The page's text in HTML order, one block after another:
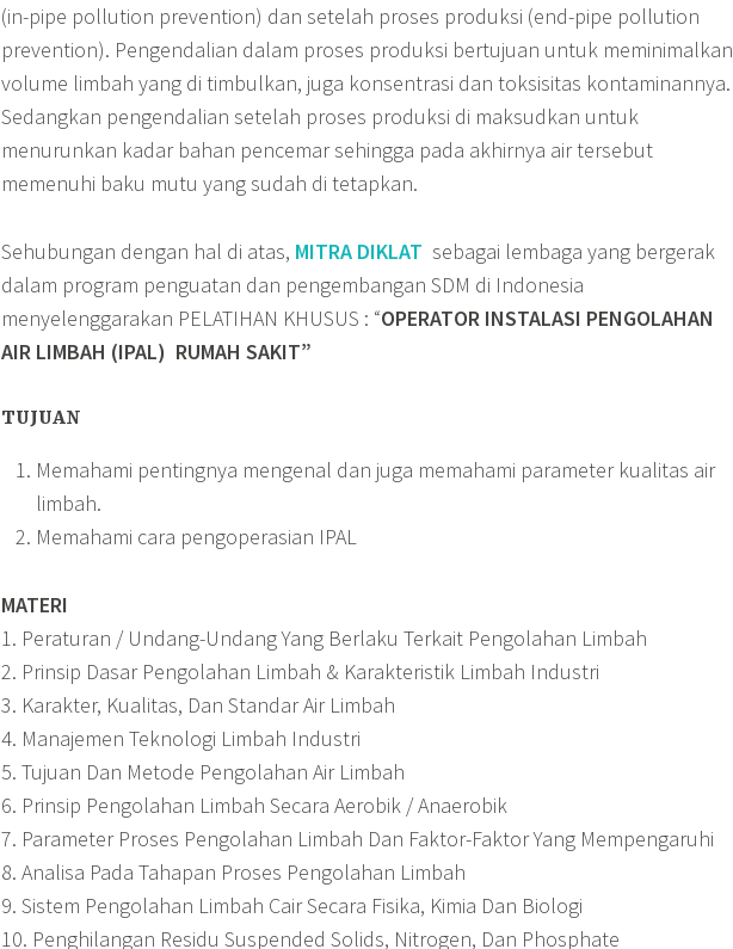
(in-pipe pollution prevention) dan setelah proses produksi (end-pipe pollution
prevention). Pengendalian dalam proses produksi bertujuan untuk meminimalkan
volume limbah yang di timbulkan, juga konsentrasi dan toksisitas kontaminannya.
Sedangkan pengendalian setelah proses produksi di maksudkan untuk
menurunkan kadar bahan pencemar sehingga pada akhirnya air tersebut
memenuhi baku mutu yang sudah di tetapkan.
Sehubungan dengan hal di atas, MITRA DIKLAT sebagai lembaga yang bergerak
dalam program penguatan dan pengembangan SDM di Indonesia
menyelenggarakan PELATIHAN KHUSUS : “OPERATOR INSTALASI PENGOLAHAN
AIR LIMBAH (IPAL) RUMAH SAKIT”
TUJUAN
Memahami pentingnya mengenal dan juga memahami parameter kualitas air
limbah.
Memahami cara pengoperasian IPAL
MATERI
1. Peraturan / Undang-Undang Yang Berlaku Terkait Pengolahan Limbah
2. Prinsip Dasar Pengolahan Limbah & Karakteristik Limbah Industri
3. Karakter, Kualitas, Dan Standar Air Limbah
4. Manajemen Teknologi Limbah Industri
5. Tujuan Dan Metode Pengolahan Air Limbah
6. Prinsip Pengolahan Limbah Secara Aerobik / Anaerobik
7. Parameter Proses Pengolahan Limbah Dan Faktor-Faktor Yang Mempengaruhi
8. Analisa Pada Tahapan Proses Pengolahan Limbah
9. Sistem Pengolahan Limbah Cair Secara Fisika, Kimia Dan Biologi
10. Penghilangan Residu Suspended Solids, Nitrogen, Dan Phosphate